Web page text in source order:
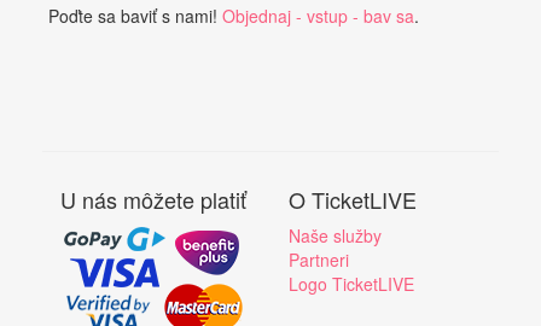
Poďte sa baviť s nami! Objednaj - vstup - bav sa.
U nás môžete platiť O TicketLIVE
Naše služby
Partneri
Logo TicketLIVE